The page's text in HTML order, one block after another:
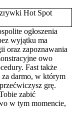
ogłoszenia
wyjątku ma
oraz zapoznawania
owo
Fast także
za darmo, w którym
grę.
zabić
w tym momencie,